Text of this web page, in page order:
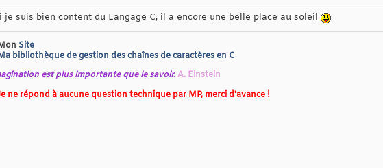
je suis bien content du Langage C, il a encore une belle place au soleil
Site
bibliothèque de gestion des chaînes de caractères en C
est plus importante que le savoir.A. Einstein
ne répond à aucune question technique par MP, merci d'avance !